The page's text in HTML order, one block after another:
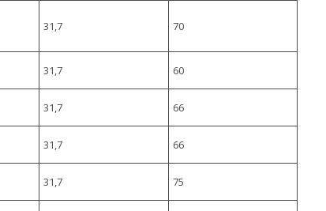
31,7 70
31,7 60
31,7 66
31,7 66
31,7 75